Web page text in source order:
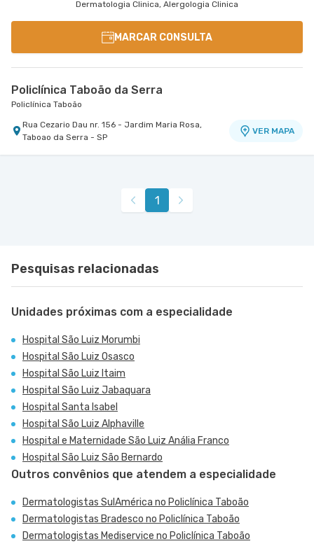
Dermatologia Clinica, Alergologia Clinica
MARCAR CONSULTA
Policlínica Taboão da Serra
Policlínica Taboão
Rua Cezario Dau nr. 156 - Jardim Maria Rosa,
Taboao da Serra - SP
VER MAPA
1
Pesquisas relacionadas
Unidades próximas com a especialidade
Hospital São Luiz Morumbi
Hospital São Luiz Osasco
Hospital São Luiz Itaim
Hospital São Luiz Jabaquara
Hospital Santa Isabel
Hospital São Luiz Alphaville
Hospital e Maternidade São Luiz Anália Franco
Hospital São Luiz São Bernardo
Outros convênios que atendem a especialidade
Dermatologistas SulAmérica no Policlínica Taboão
Dermatologistas Bradesco no Policlínica Taboão
Dermatologistas Mediservice no Policlínica Taboão